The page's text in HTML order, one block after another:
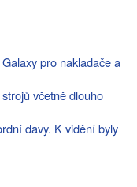
pro nakladače a
včetně dlouho
davy. K vidění byly